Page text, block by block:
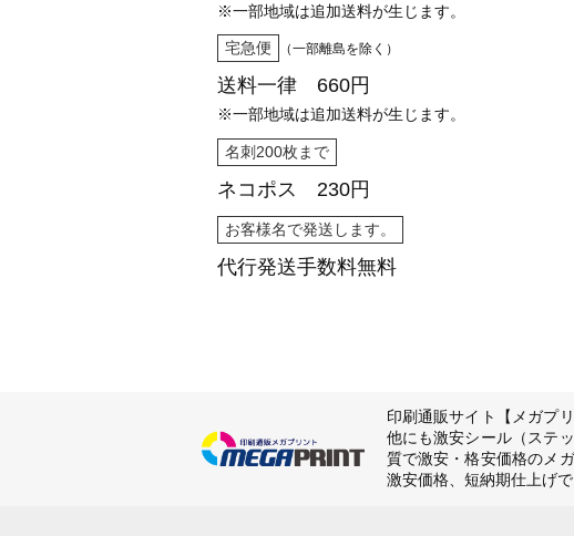
※一部地域は追加送料が生じます。
宅急便 （一部離島を除く）
送料一律 660円
※一部地域は追加送料が生じます。
名刺200枚まで
ネコポス 230円
お客様名で発送します。
代行発送手数料無料
印刷通販サイト【メガプ
他にも激安シール（ステ
質で激安・格安価格のメ
激安価格、短納期仕上げ